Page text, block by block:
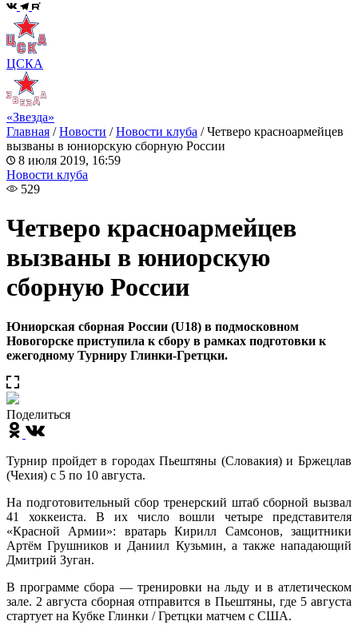
ЦСКА
«Звезда»
Главная /Новости /Новости клуба /Четверо красноармейцев
вызваны в юниорскую сборную России
8 июля 2019, 16:59
Новости клуба
529
Четверо красноармейцев
вызваны в юниорскую
сборную России
Юниорская сборная России (U18) в подмосковном
Новогорске приступила к сбору в рамках подготовки к
ежегодному Турниру Глинки-Гретцки.
Поделиться
Турнир пройдет в городах Пьештяны (Словакия) и Бржецлав
(Чехия) с 5 по 10 августа.
На подготовительный сбор тренерский штаб сборной вызвал
41 хоккеиста. В их число вошли четыре представителя
«Красной Армии»: вратарь Кирилл Самсонов, защитники
Артём Грушников и Даниил Кузьмин, а также нападающий
Дмитрий Зуган.
В программе сбора — тренировки на льду и в атлетическом
зале. 2 августа сборная отправится в Пьештяны, где 5 августа
стартует на Кубке Глинки / Гретцки матчем с США.